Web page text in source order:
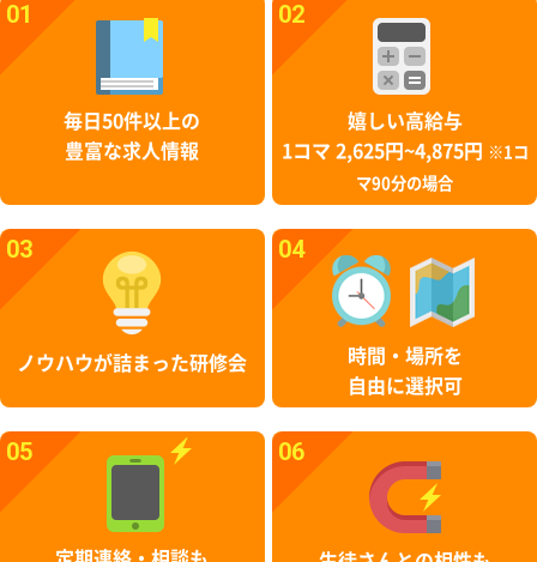
01
毎日50件以上の
豊富な求人情報
02
嬉しい高給与
1コマ 2,625円~4,875円 ※1コ
マ90分の場合
03
ノウハウが詰まった研修会
04
時間・場所を
自由に選択可
05
定期連絡・相談も
06